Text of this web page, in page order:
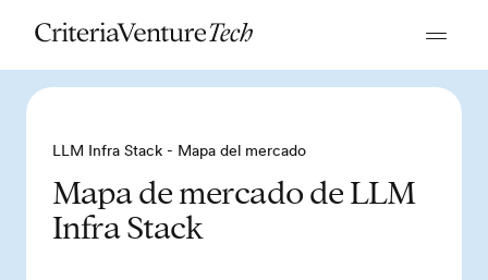
LLM Infra Stack - Mapa del mercado
Mapa de mercado de LLM
Infra Stack